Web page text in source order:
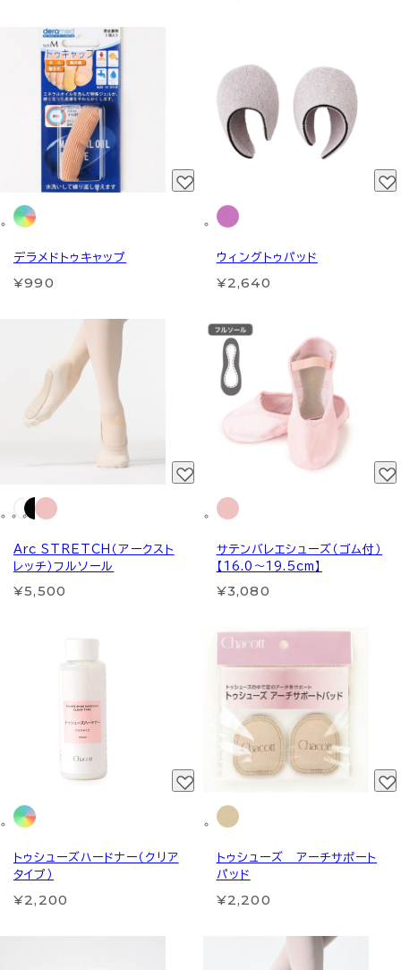
デラメドトゥキャップ
¥990
ウィングトゥパッド
¥2,640
Arc STRETCH（アークスト
レッチ）フルソール
¥5,500
サテンバレエシューズ（ゴム付）
【16.0～19.5cm】
¥3,080
トゥシューズハードナー（クリア
タイプ）
¥2,200
トゥシューズ アーチサポート
パッド
¥2,200